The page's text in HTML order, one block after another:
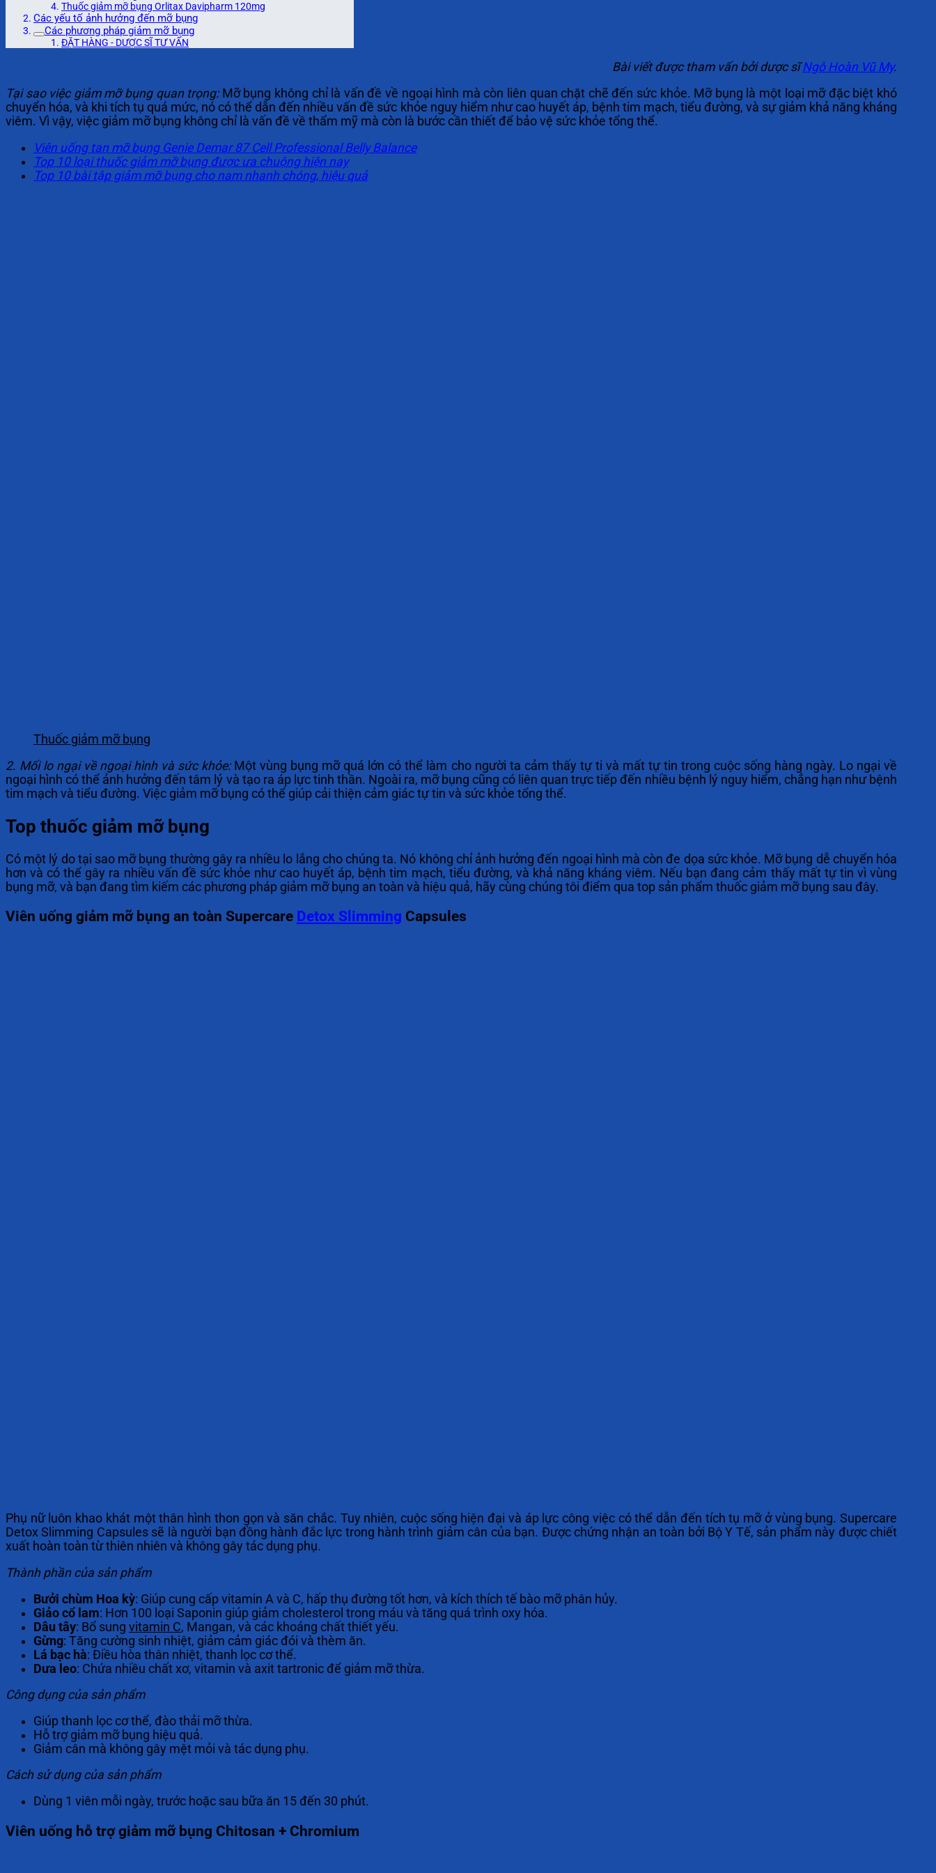
Thuốc giảm mỡ bụng Orlitax Davipharm 120mg
Các yếu tố ảnh hưởng đến mỡ bụng
Các phương pháp giảm mỡ bụng
ĐẶT HÀNG - DƯỢC SĨ TƯ VẤN
Bài viết được tham vấn bởi dược sĩNgô Hoàn Vũ My.
Tại sao việc giảm mỡ bụng quan trọng:Mỡ bụng không chỉ là vấn đề về ngoại hình mà còn liên quan chặt chẽ đến sức khỏe. Mỡ bụng là một loại mỡ đặc biệt khó
chuyển hóa, và khi tích tụ quá mức, nó có thể dẫn đến nhiều vấn đề sức khỏe nguy hiểm như cao huyết áp, bệnh tim mạch, tiểu đường, và sự giảm khả năng kháng
viêm. Vì vậy, việc giảm mỡ bụng không chỉ là vấn đề về thẩm mỹ mà còn là bước cần thiết để bảo vệ sức khỏe tổng thể.
Viên uống tan mỡ bụng Genie Demar 87 Cell Professional Belly Balance
Top 10 loại thuốc giảm mỡ bụng được ưa chuộng hiện nay
Top 10 bài tập giảm mỡ bụng cho nam nhanh chóng, hiệu quả
Thuốc giảm mỡ bụng
2. Mối lo ngại về ngoại hình và sức khỏe:Một vùng bụng mỡ quá lớn có thể làm cho người ta cảm thấy tự ti và mất tự tin trong cuộc sống hàng ngày. Lo ngại về
ngoại hình có thể ảnh hưởng đến tâm lý và tạo ra áp lực tinh thần. Ngoài ra, mỡ bụng cũng có liên quan trực tiếp đến nhiều bệnh lý nguy hiểm, chẳng hạn như bệnh
tim mạch và tiểu đường. Việc giảm mỡ bụng có thể giúp cải thiện cảm giác tự tin và sức khỏe tổng thể.
Top thuốc giảm mỡ bụng
Có một lý do tại sao mỡ bụng thường gây ra nhiều lo lắng cho chúng ta. Nó không chỉ ảnh hưởng đến ngoại hình mà còn đe dọa sức khỏe. Mỡ bụng dễ chuyển hóa
hơn và có thể gây ra nhiều vấn đề sức khỏe như cao huyết áp, bệnh tim mạch, tiểu đường, và khả năng kháng viêm. Nếu bạn đang cảm thấy mất tự tin vì vùng
bụng mỡ, và bạn đang tìm kiếm các phương pháp giảm mỡ bụng an toàn và hiệu quả, hãy cùng chúng tôi điểm qua top sản phẩm thuốc giảm mỡ bụng sau đây.
Viên uống giảm mỡ bụng an toàn Supercare Detox Slimming Capsules
Phụ nữ luôn khao khát một thân hình thon gọn và săn chắc. Tuy nhiên, cuộc sống hiện đại và áp lực công việc có thể dẫn đến tích tụ mỡ ở vùng bụng. Supercare
Detox Slimming Capsules sẽ là người bạn đồng hành đắc lực trong hành trình giảm cân của bạn. Được chứng nhận an toàn bởi Bộ Y Tế, sản phẩm này được chiết
xuất hoàn toàn từ thiên nhiên và không gây tác dụng phụ.
Thành phần của sản phẩm
Bưởi chùm Hoa kỳ: Giúp cung cấp vitamin A và C, hấp thụ đường tốt hơn, và kích thích tế bào mỡ phân hủy.
Giảo cổ lam: Hơn 100 loại Saponin giúp giảm cholesterol trong máu và tăng quá trình oxy hóa.
Dâu tây: Bổ sung vitamin C, Mangan, và các khoáng chất thiết yếu.
Gừng: Tăng cường sinh nhiệt, giảm cảm giác đói và thèm ăn.
Lá bạc hà: Điều hòa thân nhiệt, thanh lọc cơ thể.
Dưa leo: Chứa nhiều chất xơ, vitamin và axit tartronic để giảm mỡ thừa.
Công dụng của sản phẩm
Giúp thanh lọc cơ thể, đào thải mỡ thừa.
Hỗ trợ giảm mỡ bụng hiệu quả.
Giảm cân mà không gây mệt mỏi và tác dụng phụ.
Cách sử dụng của sản phẩm
Dùng 1 viên mỗi ngày, trước hoặc sau bữa ăn 15 đến 30 phút.
Viên uống hỗ trợ giảm mỡ bụng Chitosan + Chromium